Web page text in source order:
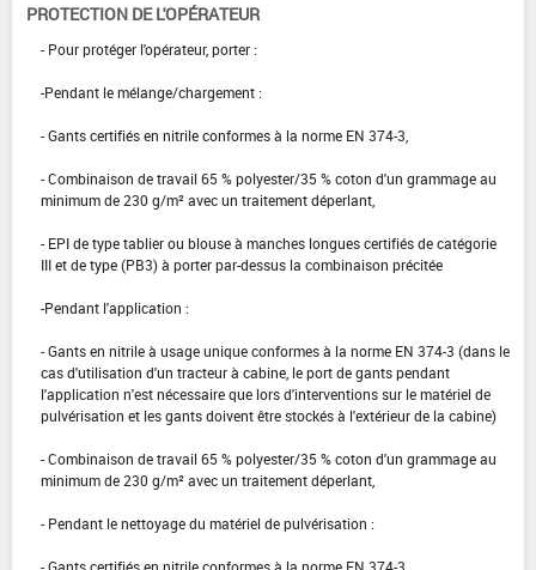
PROTECTION DE L'OPÉRATEUR
- Pour protéger l'opérateur, porter :
-Pendant le mélange/chargement :
- Gants certifiés en nitrile conformes à la norme EN 374-3,
- Combinaison de travail 65 % polyester/35 % coton d'un grammage au
minimum de 230 g/m² avec un traitement déperlant,
- EPI de type tablier ou blouse à manches longues certifiés de catégorie
III et de type (PB3) à porter par-dessus la combinaison précitée
-Pendant l'application :
- Gants en nitrile à usage unique conformes à la norme EN 374-3 (dans le
cas d'utilisation d'un tracteur à cabine, le port de gants pendant
l'application n'est nécessaire que lors d'interventions sur le matériel de
pulvérisation et les gants doivent être stockés à l'extérieur de la cabine)
- Combinaison de travail 65 % polyester/35 % coton d'un grammage au
minimum de 230 g/m² avec un traitement déperlant,
- Pendant le nettoyage du matériel de pulvérisation :
- Gants certifiés en nitrile conformes à la norme EN 374-3,